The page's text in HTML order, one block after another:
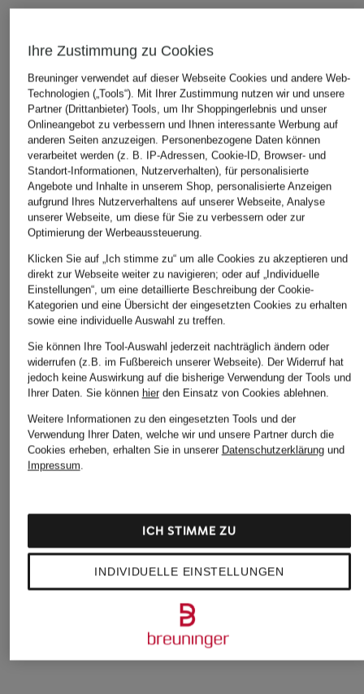
ÄHNLICHE ARTIKEL ENTDECKEN
+Aktionsrabatt
seidensticker
seidensticker
Jerseyhemd Slim Fit
Bestpreis:46,74 €
Ursprünglich:79,99 €
seidensticker
Jerseyhemd
Fit
Ihre Zustimmung zu Cookies
Breuninger verwendet auf dieser Webseite Cookies und andere Web-
Technologien („Tools“). Mit Ihrer Zustimmung nutzen wir und unsere
Partner (Drittanbieter) Tools, um Ihr Shoppingerlebnis und unser
Onlineangebot zu verbessern und Ihnen interessante Werbung auf
anderen Seiten anzuzeigen. Personenbezogene Daten können
verarbeitet werden (z. B. IP-Adressen, Cookie-ID, Browser- und
Standort-Informationen, Nutzerverhalten), für personalisierte
Angebote und Inhalte in unserem Shop, personalisierte Anzeigen
aufgrund Ihres Nutzerverhaltens auf unserer Webseite, Analyse
unserer Webseite, um diese für Sie zu verbessern oder zur
Optimierung der Werbeaussteuerung.
Klicken Sie auf „Ich stimme zu“ um alle Cookies zu akzeptieren und
direkt zur Webseite weiter zu navigieren; oder auf „Individuelle
Einstellungen“, um eine detaillierte Beschreibung der Cookie-
Kategorien und eine Übersicht der eingesetzten Cookies zu erhalten
sowie eine individuelle Auswahl zu treffen.
Sie können Ihre Tool-Auswahl jederzeit nachträglich ändern oder
widerrufen (z.B. im Fußbereich unserer Webseite). Der Widerruf hat
jedoch keine Auswirkung auf die bisherige Verwendung der Tools und
Ihrer Daten. Sie können hierden Einsatz von Cookies ablehnen.
Weitere Informationen zu den eingesetzten Tools und der
Verwendung Ihrer Daten, welche wir und unsere Partner durch die
Cookies erheben, erhalten Sie in unserer Datenschutzerklärungund
Impressum.
INDIVIDUELLE EINSTELLUNGEN
ICH STIMME ZU